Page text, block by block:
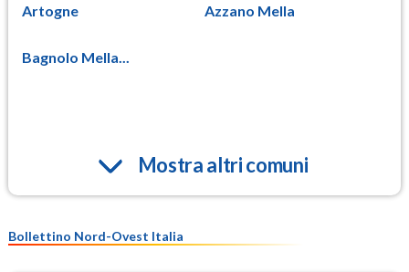
Artogne Azzano Mella
Bagnolo Mella...
Mostra altri comuni
Bollettino Nord-Ovest Italia